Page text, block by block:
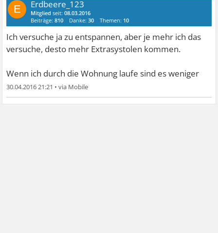
E Erdbeere_123
Mitglied seit:08.03.2016
Beiträge:810 Danke:30 Themen: 10
Ich versuche ja zu entspannen, aber je mehr ich das
versuche, desto mehr Extrasystolen kommen.
Wenn ich durch die Wohnung laufe sind es weniger
30.04.2016 21:21 •